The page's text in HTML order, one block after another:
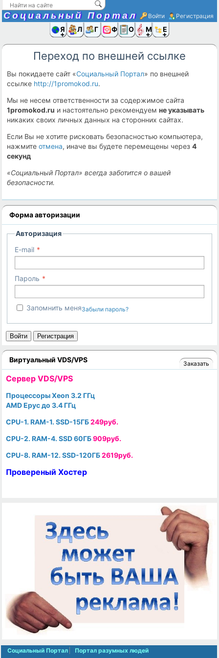
Социальный Портал Войти Регистрация
Я иЛюди
Группы
Фото Ещё
Переход по внешней ссылке
Вы покидаете сайт «Социальный Портал» по внешней
ссылке http://1promokod.ru.
Мы не несем ответственности за содержимое сайта
1promokod.ru и настоятельно рекомендуемне указывать
никаких своих личных данных на сторонних сайтах.
Если Вы не хотите рисковать безопасностью компьютера,
нажмитеотмена, иначе вы будете перемещены через4
секунд
«Социальный Портал» всегда заботится о вашей
безопасности.
Форма авторизации
Авторизация
E-mail
Пароль
Запомнить меняЗабыли пароль?
Войти Регистрация
Виртуальный VDS/VPS Заказать
Cервер VDS/VPS
Процессоры Xeon 3.2 ГГц
AMD Epyc до 3.4 ГГц
CPU-1. RAM-1. SSD-15ГБ249руб.
CPU-2. RAM-4. SSD 60ГБ909руб.
CPU-8. RAM-12. SSD-120ГБ2619руб.
Провереный Хостер
Социальный Портал Портал разумных людей